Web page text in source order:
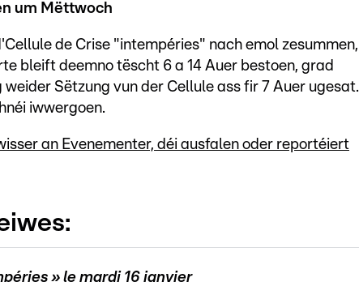
um Mëttwoch
de Crise "intempéries" nach emol zesummen,
bleift deemno tëscht 6 a 14 Auer bestoen, grad
Sëtzung vun der Cellule ass fir 7 Auer ugesat.
iwwergoen.
an Evenementer, déi ausfalen oder reportéiert
» le mardi 16 janvier